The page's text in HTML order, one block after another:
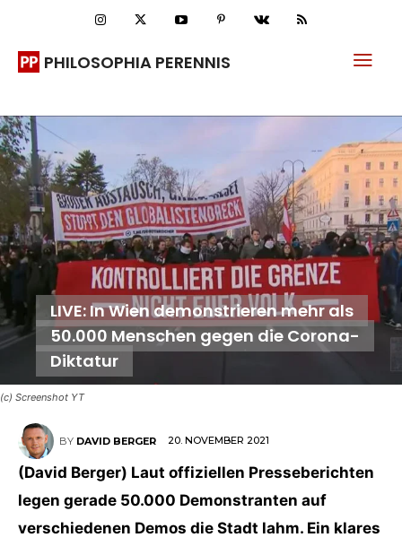
PHILOSOPHIA PERENNIS
(c) Screenshot YT
LIVE: In Wien demonstrieren mehr als
50.000 Menschen gegen die Corona-
Diktatur
BY DAVID BERGER 20. NOVEMBER 2021
(David Berger) Laut offiziellen Presseberichten
legen gerade 50.000 Demonstranten auf
verschiedenen Demos die Stadt lahm. Ein klares